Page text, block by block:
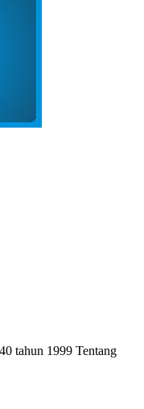
tahun 1999 Tentang